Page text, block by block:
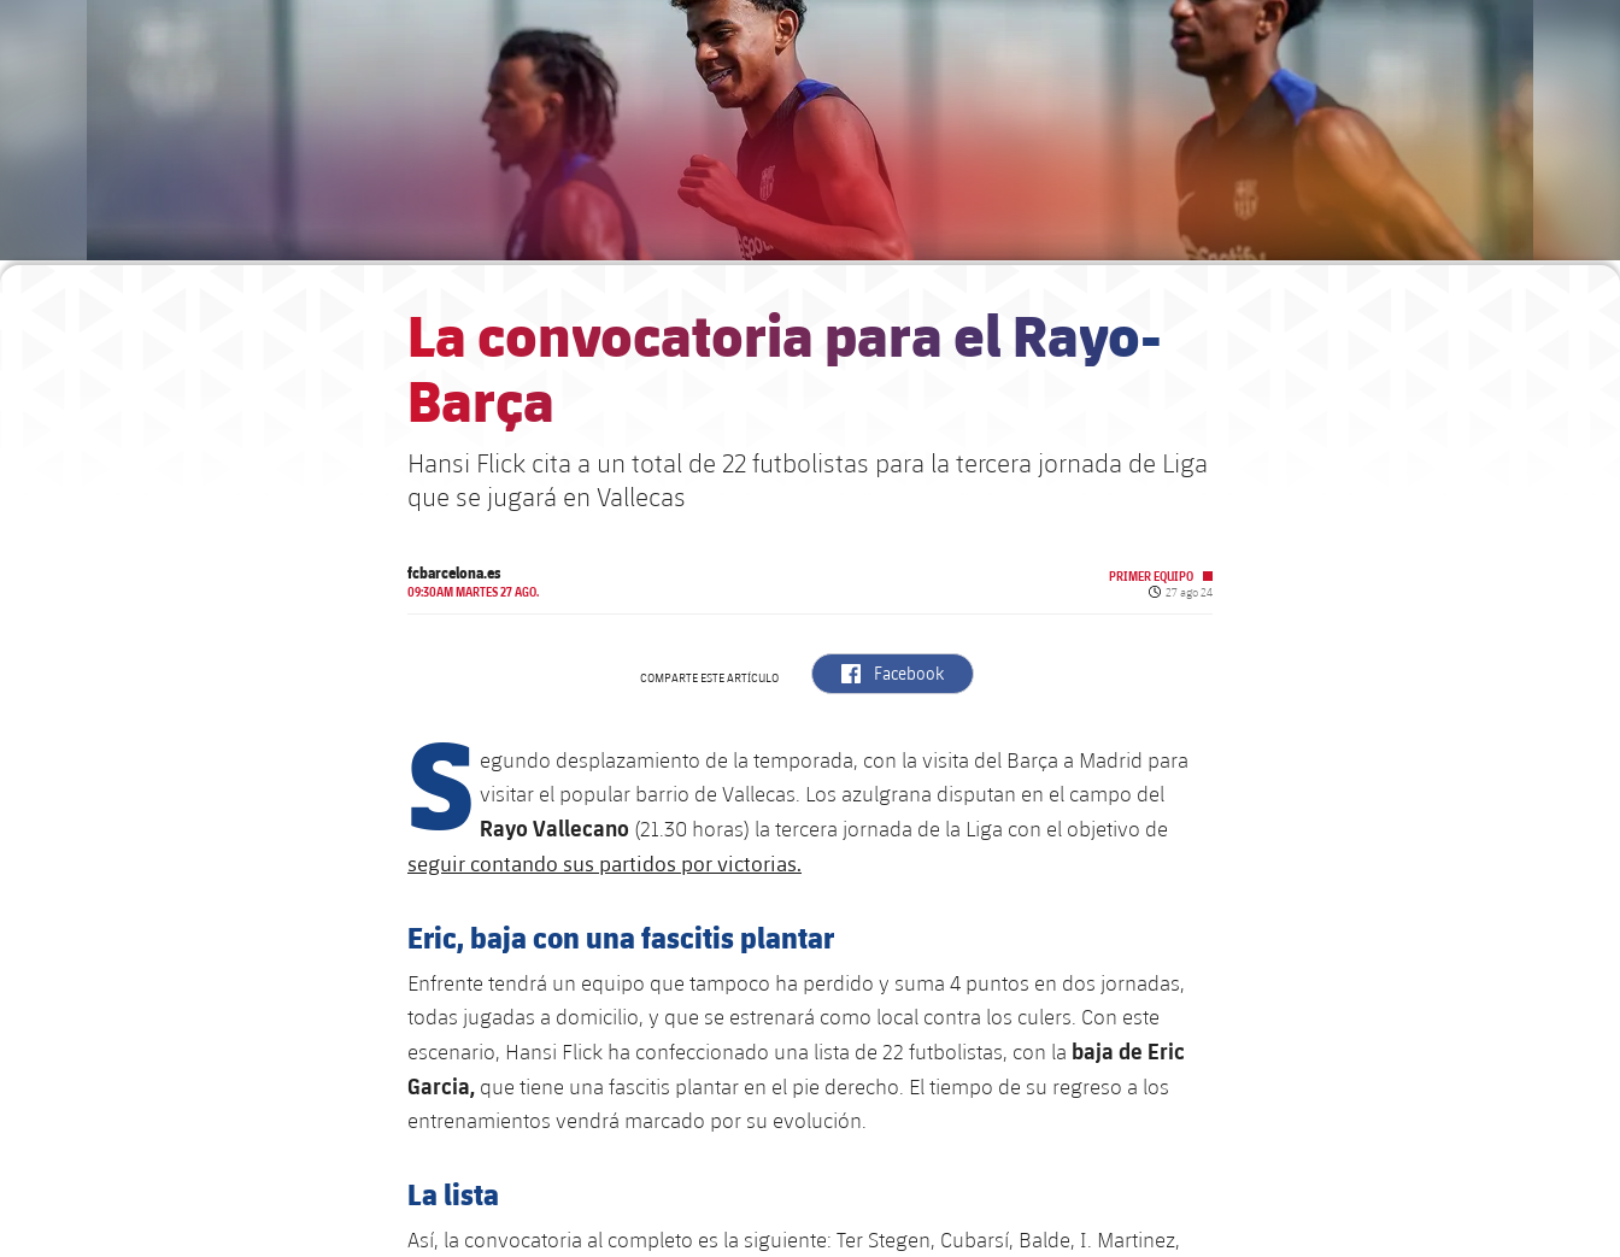
La convocatoria para el Rayo-
Barça
Hansi Flick cita a un total de 22 futbolistas para la tercera jornada de Liga
que se jugará en Vallecas
fcbarcelona.es
09:30AM MARTES 27 AGO.
PRIMER EQUIPO
Fecha de publicación
27 ago 24
COMPARTE ESTE ARTÍCULO label.aria.facebook
Facebook
S egundo desplazamiento de la temporada, con la visita del Barça a Madrid para
visitar el popular barrio de Vallecas. Los azulgrana disputan en el campo del
Rayo Vallecano (21.30 horas) la tercera jornada de la Liga con el objetivo de
seguir contando sus partidos por victorias.
Eric, baja con una fascitis plantar
Enfrente tendrá un equipo que tampoco ha perdido y suma 4 puntos en dos jornadas,
todas jugadas a domicilio, y que se estrenará como local contra los culers. Con este
escenario, Hansi Flick ha confeccionado una lista de 22 futbolistas, con la baja de Eric
Garcia, que tiene una fascitis plantar en el pie derecho. El tiempo de su regreso a los
entrenamientos vendrá marcado por su evolución.
La lista
Así, la convocatoria al completo es la siguiente: Ter Stegen, Cubarsí, Balde, I. Martinez,